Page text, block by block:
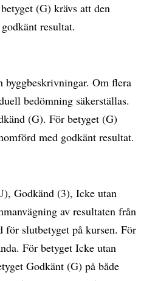
(G) krävs att den
resultat.
Om flera
bedömning säkerställas.
(G). För betyget (G)
med godkänt resultat.
Godkänd (3), Icke utan
av resultaten från
slutbetyget på kursen. För
För betyget Icke utan
Godkänt (G) på både